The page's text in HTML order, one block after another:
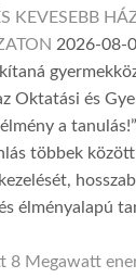
KEVESEBB
2026-08-
Oktatási és
a
többek
élményalapú
8 Megawatt